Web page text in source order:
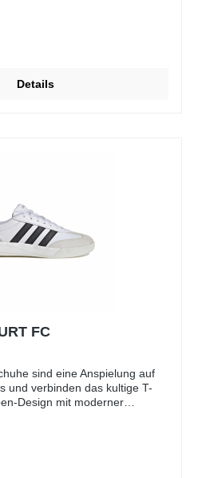
Details
FC
sind eine Anspielung auf
und verbinden das kultige T-
Design mit moderner
und Leder bietet